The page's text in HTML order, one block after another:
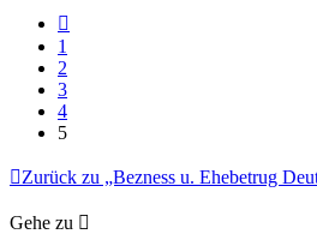
1
2
3
4
5
Zurück zu „Bezness u. Ehebetrug
Gehe zu